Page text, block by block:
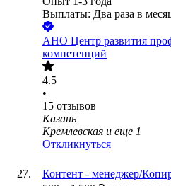
Выплаты: Два раза в
АНО Центр развития
компетенций
4.5
•
15 отзывов
Казань
Кремлевская и еще 1
Откликнуться
Контент - менеджер/